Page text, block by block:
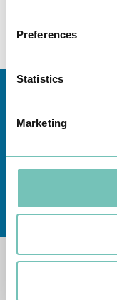
Preferences
Statistics
Marketing